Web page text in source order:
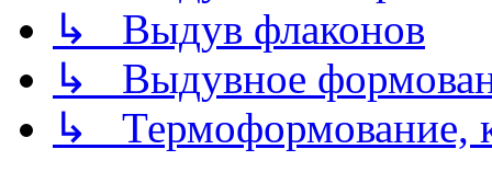
↳ Выдув флаконов
↳ Выдувное
↳ Термоформование,